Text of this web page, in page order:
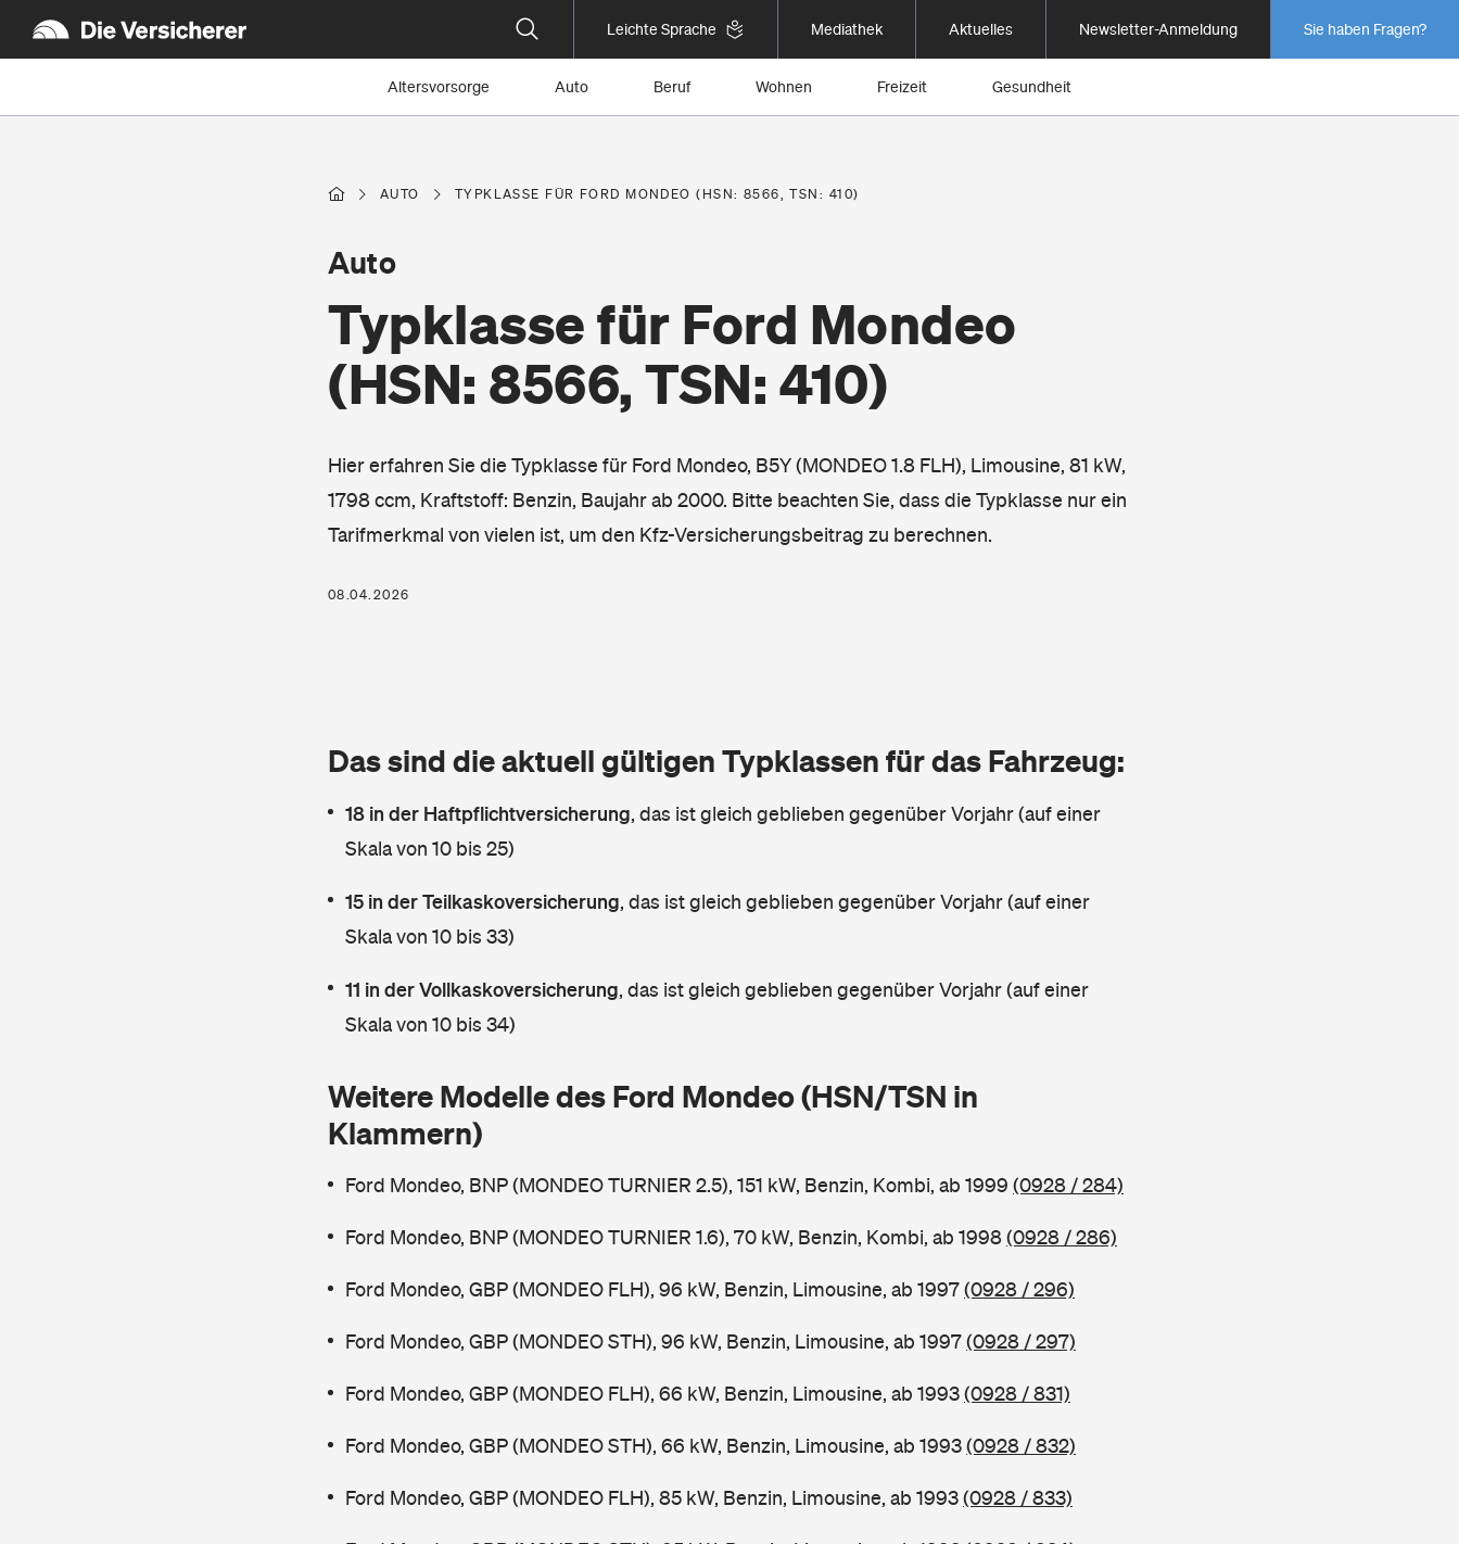
Leichte Sprache Mediathek Aktuelles Newsletter-Anmeldung Sie haben Fragen?
Altersvorsorge Auto Beruf Wohnen Freizeit Gesundheit
AUTO TYPKLASSE FÜR FORD MONDEO (HSN: 8566, TSN: 410)
Typklasse für Ford Mondeo
(HSN: 8566, TSN: 410)
Auto
Hier erfahren Sie die Typklasse für Ford Mondeo, B5Y (MONDEO 1.8 FLH), Limousine, 81 kW,
1798 ccm, Kraftstoff: Benzin, Baujahr ab 2000. Bitte beachten Sie, dass die Typklasse nur ein
Tarifmerkmal von vielen ist, um den Kfz-Versicherungsbeitrag zu berechnen.
08.04.2026
Das sind die aktuell gültigen Typklassen für das Fahrzeug:
18 in der Haftpflichtversicherung, das ist gleich geblieben gegenüber Vorjahr (auf einer
Skala von 10 bis 25)
15 in der Teilkaskoversicherung, das ist gleich geblieben gegenüber Vorjahr (auf einer
Skala von 10 bis 33)
11 in der Vollkaskoversicherung, das ist gleich geblieben gegenüber Vorjahr (auf einer
Skala von 10 bis 34)
Weitere Modelle des Ford Mondeo (HSN/TSN in
Klammern)
Ford Mondeo, BNP (MONDEO TURNIER 2.5), 151 kW, Benzin, Kombi, ab 1999 (0928 / 284)
Ford Mondeo, BNP (MONDEO TURNIER 1.6), 70 kW, Benzin, Kombi, ab 1998(0928 / 286)
Ford Mondeo, GBP (MONDEO FLH), 96 kW, Benzin, Limousine, ab 1997(0928 / 296)
Ford Mondeo, GBP (MONDEO STH), 96 kW, Benzin, Limousine, ab 1997(0928 / 297)
Ford Mondeo, GBP (MONDEO FLH), 66 kW, Benzin, Limousine, ab 1993(0928 / 831)
Ford Mondeo, GBP (MONDEO STH), 66 kW, Benzin, Limousine, ab 1993(0928 / 832)
Ford Mondeo, GBP (MONDEO FLH), 85 kW, Benzin, Limousine, ab 1993(0928 / 833)